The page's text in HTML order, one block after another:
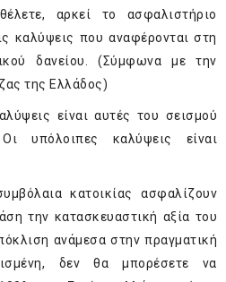
αρκεί το ασφαλιστήριο
καλύψεις που αναφέρονται στη
δανείου. (Σύμφωνα με την
της Ελλάδος)
είναι αυτές του σεισμού
υπόλοιπες καλύψεις είναι
κατοικίας ασφαλίζουν
την κατασκευαστική αξία του
ανάμεσα στην πραγματική
δεν θα μπορέσετε να